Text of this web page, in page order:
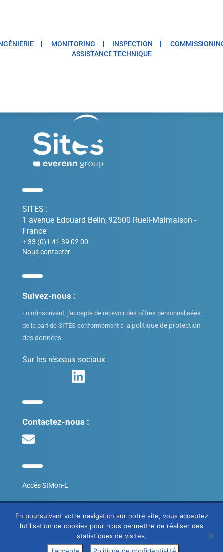
MONITORING INSPECTION
ASSISTANCE TECHNIQUE
SITES :
1 avenue Edouard Belin, 92500 Rueil-Malmaison -
France
+ 33 (0)1 41 39 02 00
Nous contacter
Suivez-nous :
En m'inscrivant, j'accepte de recevoir des offres personnalisées
de la part de SITES conformément à la politique de protection
des données
Sur les réseaux sociaux
Contactez-nous :
Accès SIMon-E
© SITES 2020
En poursuivant votre navigation sur notre site, vous acceptez
l’utilisation de cookies pour nous permettre de réaliser des
statistiques de visites.